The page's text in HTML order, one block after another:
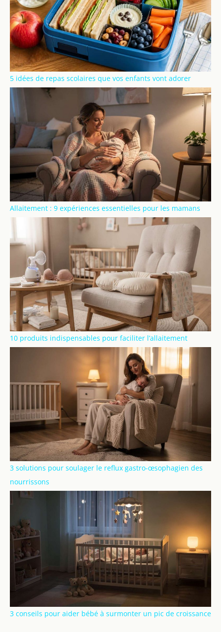
5 idées de repas scolaires que vos enfants vont adorer
Allaitement : 9 expériences essentielles pour les mamans
10 produits indispensables pour faciliter l’allaitement
3 solutions pour soulager le reflux gastro-œsophagien des
nourrissons
3 conseils pour aider bébé à surmonter un pic de croissance